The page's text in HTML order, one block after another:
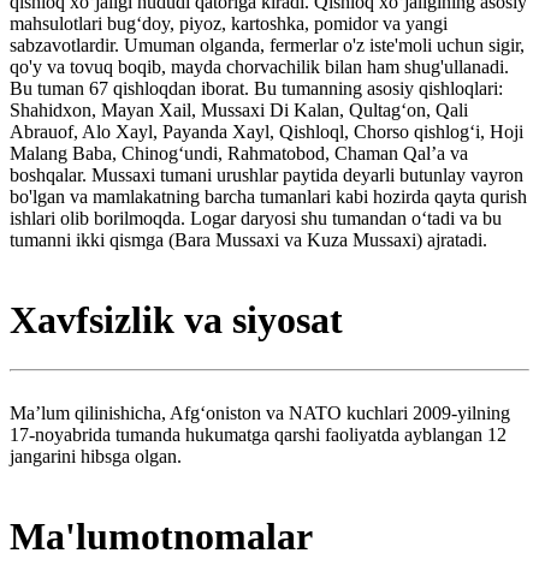
mahsulotlari bugʻdoy, piyoz, kartoshka, pomidor va yangi
sabzavotlardir. Umuman olganda, fermerlar o'z iste'moli uchun sigir,
qo'y va tovuq boqib, mayda chorvachilik bilan ham shug'ullanadi.
Bu tuman 67 qishloqdan iborat. Bu tumanning asosiy qishloqlari:
Shahidxon, Mayan Xail, Mussaxi Di Kalan, Qultagʻon, Qali
Abrauof, Alo Xayl, Payanda Xayl, Qishloql, Chorso qishlogʻi, Hoji
Malang Baba, Chinogʻundi, Rahmatobod, Chaman Qalʼa va
boshqalar. Mussaxi tumani urushlar paytida deyarli butunlay vayron
bo'lgan va mamlakatning barcha tumanlari kabi hozirda qayta qurish
ishlari olib borilmoqda. Logar daryosi shu tumandan oʻtadi va bu
tumanni ikki qismga (Bara Mussaxi va Kuza Mussaxi) ajratadi.
Xavfsizlik va siyosat
Maʼlum qilinishicha, Afgʻoniston va NATO kuchlari 2009-yilning
17-noyabrida tumanda hukumatga qarshi faoliyatda ayblangan 12
jangarini hibsga olgan.
Ma'lumotnomalar